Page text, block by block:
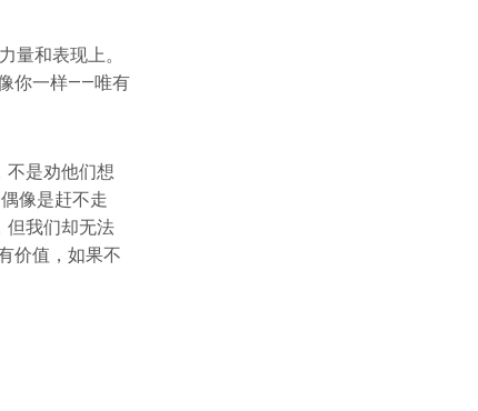
量和表现上。
你一样——唯有
不是劝他们想
像是赶不走
但我们却无法
价值，如果不